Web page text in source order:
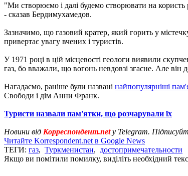
"Ми створюємо і далі будемо створювати на користь
- сказав Бердимухамедов.
Зазначимо, що газовий кратер, який горить у
привертає увагу вчених і туристів.
У 1971 році в цій місцевості геологи виявили
газ, бо вважали, що вогонь невдовзі згасне. Але він
Нагадаємо, раніше були названі найпопулярніші
Свободи і дім Анни Франк.
Туристи назвали пам'ятки, що розчарували їх
Новини від Корреспондент.netу Telegram.
Читайте Korrespondent.net в Google News
ТЕГИ: газ, Туркменистан, достопримечательности
Якщо ви помітили помилку, виділіть необхідний